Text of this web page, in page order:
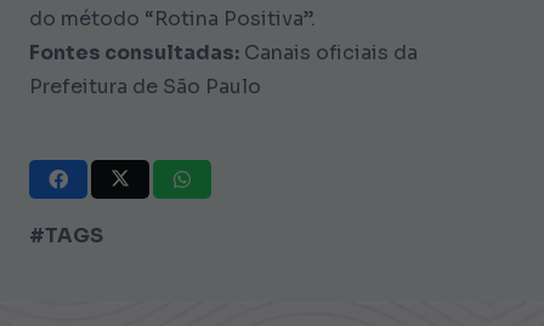
do método “Rotina Positiva”.
Fontes consultadas: Canais oficiais da
Prefeitura de São Paulo
#TAGS